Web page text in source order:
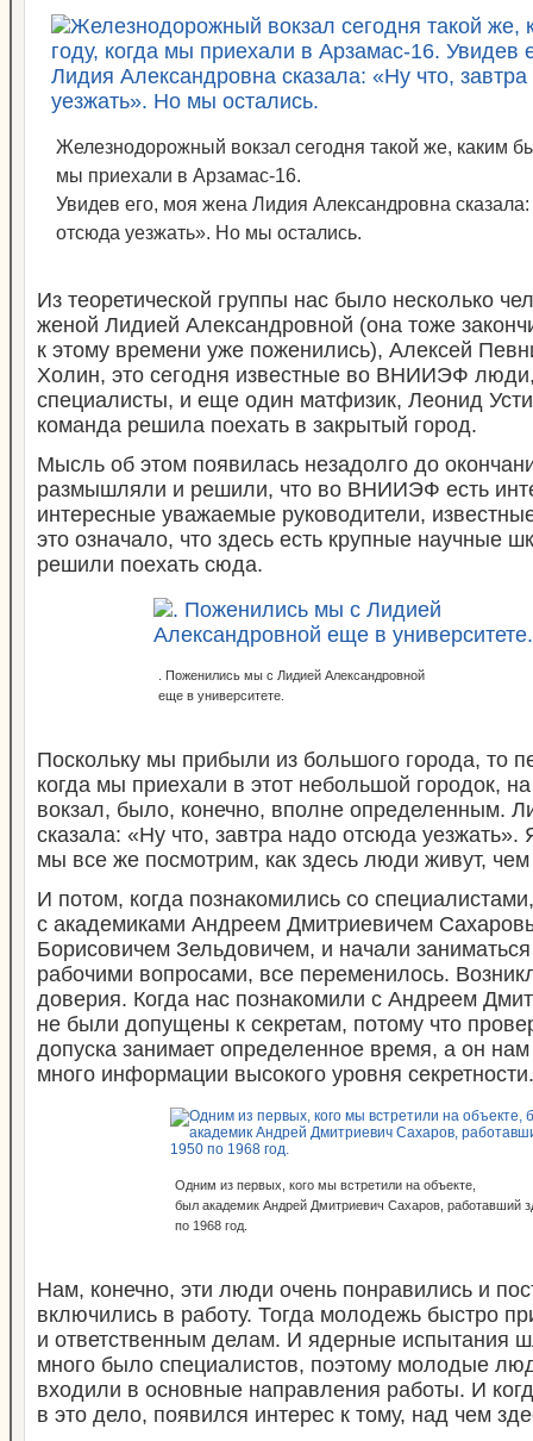
Железнодорожный вокзал сегодня такой же, каким
мы приехали в Арзамас-16.
Увидев его, моя жена Лидия Александровна
отсюда уезжать». Но мы остались.
Из теоретической группы нас было несколько
женой Лидией Александровной (она тоже
к этому времени уже поженились), Алексей
Холин, это сегодня известные во ВНИИЭФ
специалисты, и еще один матфизик, Леонид
команда решила поехать в закрытый город.
Мысль об этом появилась незадолго до
размышляли и решили, что во ВНИИЭФ есть
интересные уважаемые руководители,
это означало, что здесь есть крупные научные
решили поехать сюда.
. Поженились мы с Лидией Александровной
еще в университете.
Поскольку мы прибыли из большого города, то
когда мы приехали в этот небольшой городок,
вокзал, было, конечно, вполне определенным.
сказала: «Ну что, завтра надо отсюда
мы все же посмотрим, как здесь люди живут,
И потом, когда познакомились со
с академиками Андреем Дмитриевичем
Борисовичем Зельдовичем, и начали
рабочими вопросами, все переменилось.
доверия. Когда нас познакомили с Андреем
не были допущены к секретам, потому что
допуска занимает определенное время, а он
много информации высокого уровня секретности.
Одним из первых, кого мы встретили на объекте,
был академик Андрей Дмитриевич Сахаров, работавший
по 1968 год.
Нам, конечно, эти люди очень понравились и
включились в работу. Тогда молодежь быстро
и ответственным делам. И ядерные испытания
много было специалистов, поэтому молодые
входили в основные направления работы. И
в это дело, появился интерес к тому, над чем